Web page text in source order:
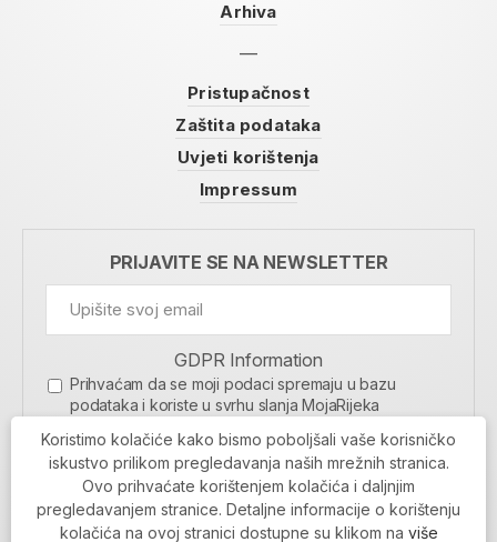
Arhiva
Pristupačnost
Zaštita podataka
Uvjeti korištenja
Impressum
PRIJAVITE SE NA NEWSLETTER
GDPR Information
Prihvaćam da se moji podaci spremaju u bazu
podataka i koriste u svrhu slanja MojaRijeka
MOJARIJEKA NEWSLETTER
PRIJAVI SE
Koristimo kolačiće kako bismo poboljšali vaše korisničko
iskustvo prilikom pregledavanja naših mrežnih stranica.
Ovo prihvaćate korištenjem kolačića i daljnjim
pregledavanjem stranice. Detaljne informacije o korištenju
kolačića na ovoj stranici dostupne su klikom na više